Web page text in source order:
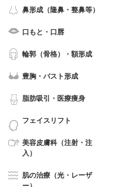
鼻形成（隆鼻・整鼻等）
口もと・口唇
輪郭（骨格）・額形成
豊胸・バスト形成
脂肪吸引・医療痩身
フェイスリフト
美容皮膚科（注射・注
入）
肌の治療（光・レーザ